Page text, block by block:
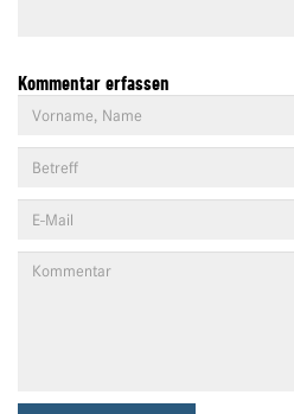
Kommentar erfassen